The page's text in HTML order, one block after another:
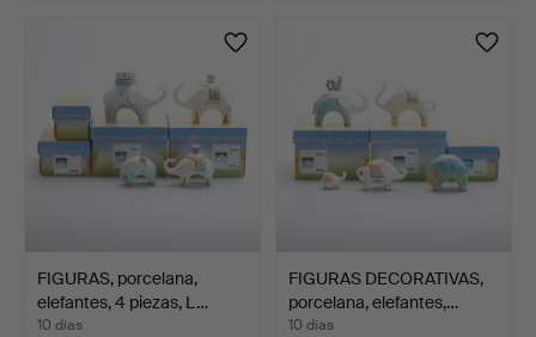
FIGURAS, porcelana,
elefantes, 4 piezas, L…
10 días
FIGURAS DECORATIVAS,
porcelana, elefantes,…
10 días